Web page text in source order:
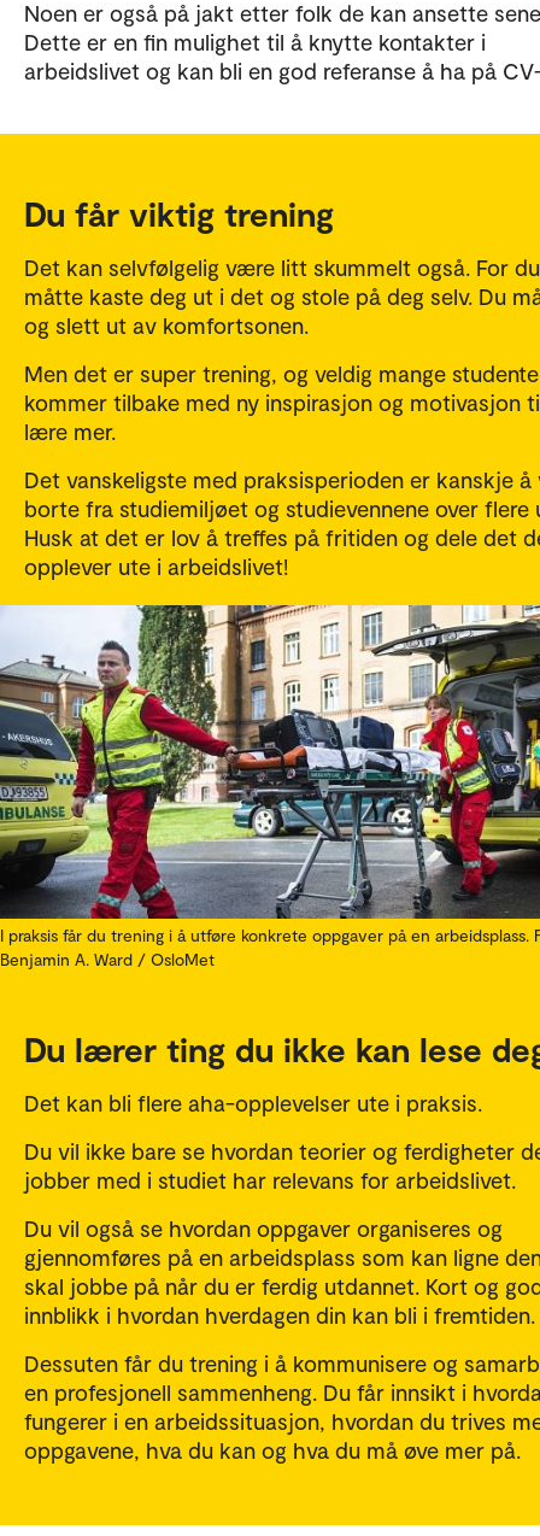
Noen er også på jakt etter folk de kan ansette
Dette er en fin mulighet til å knytte kontakter i
arbeidslivet og kan bli en god referanse å ha på
Du får viktig trening
Det kan selvfølgelig være litt skummelt også. For
måtte kaste deg ut i det og stole på deg selv. Du
og slett ut av komfortsonen.
Men det er super trening, og veldig mange
kommer tilbake med ny inspirasjon og motivasjon
lære mer.
Det vanskeligste med praksisperioden er kanskje
borte fra studiemiljøet og studievennene over flere
Husk at det er lov å treffes på fritiden og dele det
opplever ute i arbeidslivet!
I praksis får du trening i å utføre konkrete oppgaver på en arbeidsplass.
Benjamin A. Ward / OsloMet
Du lærer ting du ikke kan lese
Det kan bli flere aha-opplevelser ute i praksis.
Du vil ikke bare se hvordan teorier og ferdigheter
jobber med i studiet har relevans for arbeidslivet.
Du vil også se hvordan oppgaver organiseres og
gjennomføres på en arbeidsplass som kan ligne
skal jobbe på når du er ferdig utdannet. Kort og
innblikk i hvordan hverdagen din kan bli i fremtiden.
Dessuten får du trening i å kommunisere og
en profesjonell sammenheng. Du får innsikt i
fungerer i en arbeidssituasjon, hvordan du trives
oppgavene, hva du kan og hva du må øve mer på.